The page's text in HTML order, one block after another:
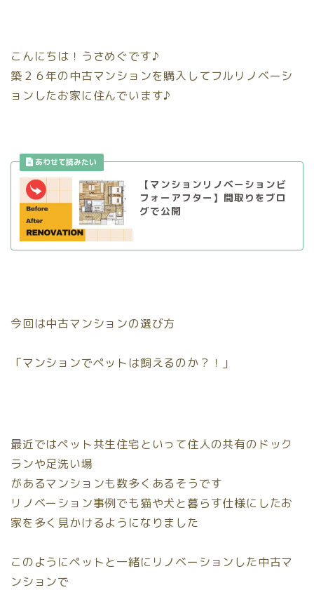
こんにちは！うさめぐです♪
築２６年の中古マンションを購入してフルリノベーシ
ョンしたお家に住んでいます♪
【マンションリノベーションビ
フォーアフター】間取りをブロ
グで公開
今回は中古マンションの選び方
「マンションでペットは飼えるのか？！」
最近ではペット共生住宅といって住人の共有のドック
ランや足洗い場
があるマンションも数多くあるそうです
リノベーション事例でも猫や犬と暮らす仕様にしたお
家を多く見かけるようになりました
このようにペットと一緒にリノベーションした中古マ
ンションで